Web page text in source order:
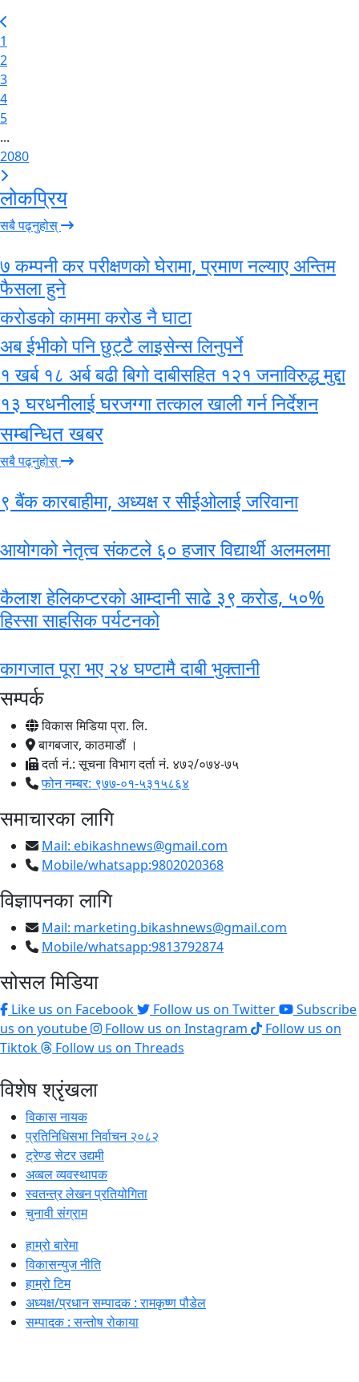
1
2
3
4
5
...
2080
लोकप्रिय
सबै पढ्नुहोस्
७ कम्पनी कर परीक्षणको घेरामा, प्रमाण नल्याए अन्तिम
फैसला हुने
करोडको काममा करोड नै घाटा
अब ईभीको पनि छुट्टै लाइसेन्स लिनुपर्ने
१ खर्ब १८ अर्ब बढी बिगो दाबीसहित १२१ जनाविरुद्ध मुद्दा
१३ घरधनीलाई घरजग्गा तत्काल खाली गर्न निर्देशन
सम्बन्धित खबर
सबै पढ्नुहोस्
९ बैंक कारबाहीमा, अध्यक्ष र सीईओलाई जरिवाना
आयोगको नेतृत्व संकटले ६० हजार विद्यार्थी अलमलमा
कैलाश हेलिकप्टरको आम्दानी साढे ३९ करोड, ५०%
हिस्सा साहसिक पर्यटनको
कागजात पूरा भए २४ घण्टामै दाबी भुक्तानी
सम्पर्क
विकास मिडिया प्रा. लि.
बागबजार, काठमाडौं ।
दर्ता नं.: सूचना विभाग दर्ता नं. ४७२/०७४-७५
फोन नम्बर: ९७७-०१-५३१५८६४
समाचारका लागि
Mail: ebikashnews@gmail.com
Mobile/whatsapp:9802020368
विज्ञापनका लागि
Mail: marketing.bikashnews@gmail.com
Mobile/whatsapp:9813792874
सोसल मिडिया
Like us on Facebook Follow us on Twitter
Subscribe
us on youtube
Follow us on Instagram
Follow us on
Tiktok
Follow us on Threads
विशेष श्रृंखला
विकास नायक
प्रतिनिधिसभा निर्वाचन २०८२
ट्रेण्ड सेटर उद्यमी
अव्बल व्यवस्थापक
स्वतन्त्र लेखन प्रतियोगिता
चुनावी संग्राम
हाम्रो बारेमा
विकासन्युज नीति
हाम्रो टिम
अध्यक्ष/प्रधान सम्पादक : रामकृष्ण पौडेल
सम्पादक : सन्तोष रोकाया